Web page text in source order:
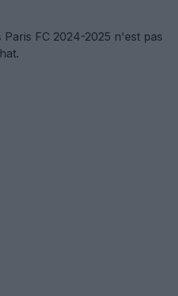
Paris FC 2024-2025 n'est pas